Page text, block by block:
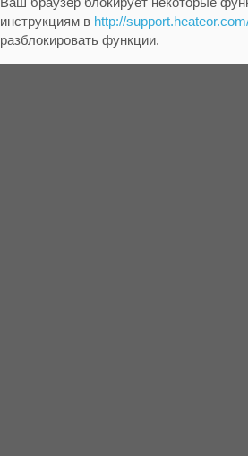
инструкциям в http://
разблокировать функции.